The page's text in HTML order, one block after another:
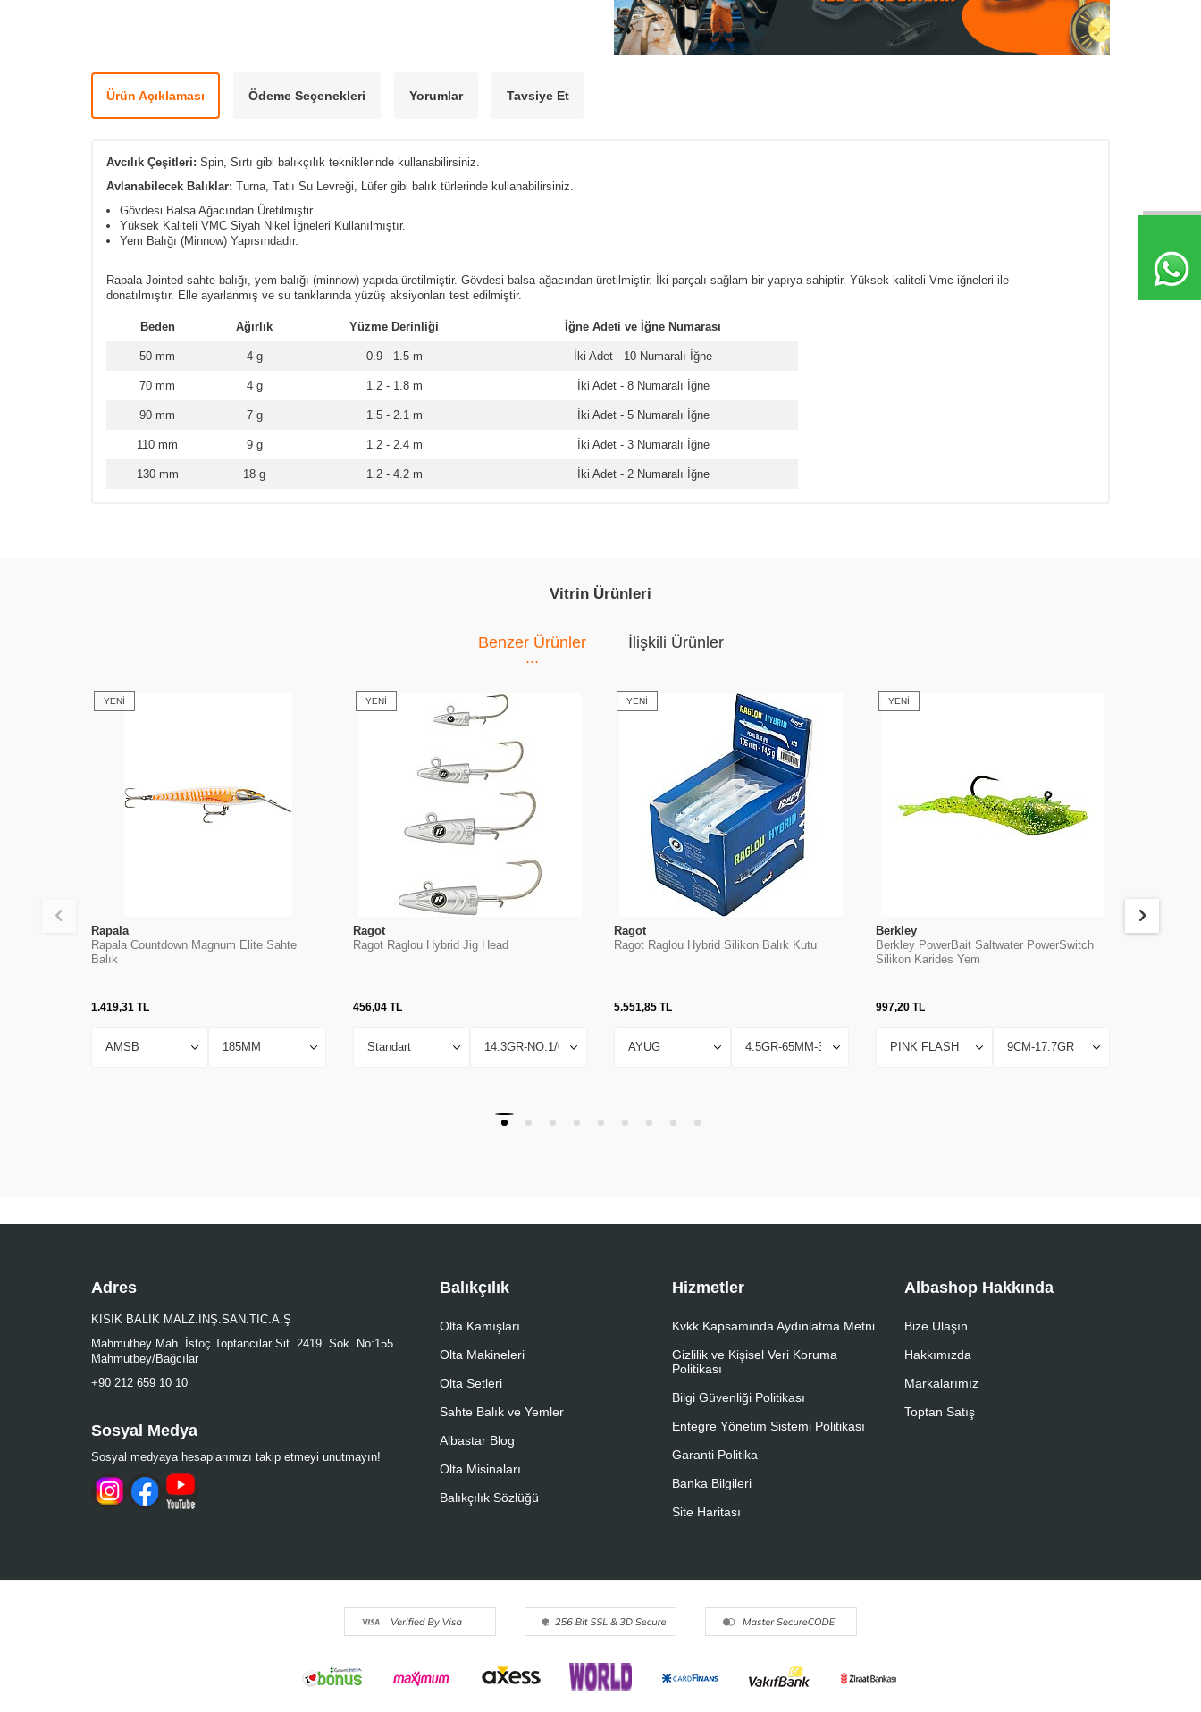
Ürün Açıklaması Ödeme Seçenekleri Yorumlar Tavsiye Et
Avcılık Çeşitleri: Spin, Sırtı gibi balıkçılık tekniklerinde kullanabilirsiniz.
Avlanabilecek Balıklar: Turna, Tatlı Su Levreği, Lüfer gibi balık türlerinde kullanabilirsiniz.
Gövdesi Balsa Ağacından Üretilmiştir.
Yüksek Kaliteli VMC Siyah Nikel İğneleri Kullanılmıştır.
Yem Balığı (Minnow) Yapısındadır.
Rapala Jointed sahte balığı, yem balığı (minnow) yapıda üretilmiştir. Gövdesi balsa ağacından üretilmiştir. İki parçalı sağlam bir yapıya sahiptir. Yüksek kaliteli Vmc iğneleri ile
donatılmıştır. Elle ayarlanmış ve su tanklarında yüzüş aksiyonları test edilmiştir.
Beden Ağırlık Yüzme Derinliği İğne Adeti ve İğne Numarası
50 mm 4 g 0.9 - 1.5 m İki Adet - 10 Numaralı İğne
70 mm 4 g 1.2 - 1.8 m İki Adet - 8 Numaralı İğne
90 mm 7 g 1.5 - 2.1 m İki Adet - 5 Numaralı İğne
110 mm 9 g 1.2 - 2.4 m İki Adet - 3 Numaralı İğne
130 mm 18 g 1.2 - 4.2 m İki Adet - 2 Numaralı İğne
Vitrin Ürünleri
Benzer Ürünler İlişkili Ürünler
YENI
Rapala
Rapala Countdown Magnum Elite Sahte
Balık
1.419,31 TL
YENI
Ragot
Ragot Raglou Hybrid Jig Head
456,04TL
YENI
Ragot
Ragot Raglou Hybrid Silikon Balık Kutu
5.551,85 TL
YENI
Berkley
Berkley PowerBait Saltwater PowerSwitch
Silikon Karides Yem
997,20TL
Yozuri
Adres
KISIK BALIK MALZ.İNŞ.SAN.TİC.A.Ş
Mahmutbey Mah. İstoç Toptancılar Sit. 2419. Sok. No:155
Mahmutbey/Bağcılar
+90 212 659 10 10
Sosyal Medya
Sosyal medyaya hesaplarımızı takip etmeyi unutmayın!
Balıkçılık
Olta Kamışları
Olta Makineleri
Olta Setleri
Sahte Balık ve Yemler
Albastar Blog
Olta Misinaları
Balıkçılık Sözlüğü
Hizmetler
Kvkk Kapsamında Aydınlatma Metni
Gizlilik ve Kişisel Veri Koruma
Politikası
Bilgi Güvenliği Politikası
Entegre Yönetim Sistemi Politikası
Garanti Politika
Banka Bilgileri
Site Haritası
Albashop Hakkında
Bize Ulaşın
Hakkımızda
Markalarımız
Toptan Satış